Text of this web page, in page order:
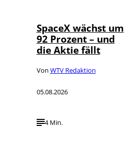
SpaceX wächst um
92 Prozent – und
die Aktie fällt
Von WTV Redaktion
05.08.2026
4 Min.